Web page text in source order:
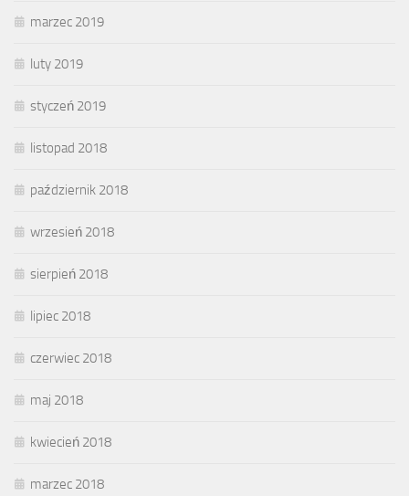
marzec 2019
luty 2019
styczeń 2019
listopad 2018
październik 2018
wrzesień 2018
sierpień 2018
lipiec 2018
czerwiec 2018
maj 2018
kwiecień 2018
marzec 2018